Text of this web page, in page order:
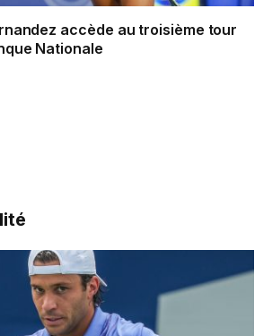
accède au troisième tour
Nationale